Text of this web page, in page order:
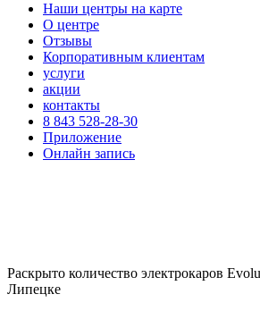
Наши центры на карте
О центре
Отзывы
Корпоративным клиентам
услуги
акции
контакты
8 843 528-28-30
Приложение
Онлайн запись
Раскрыто количество электрокаров
Липецке